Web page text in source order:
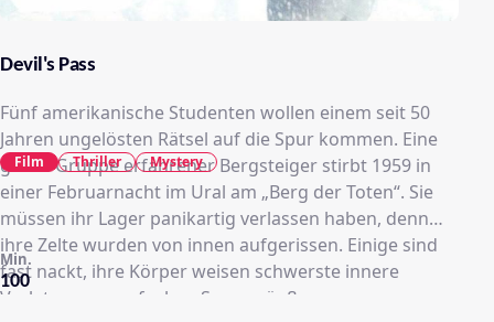
Devil's Pass
Fünf amerikanische Studenten wollen einem seit 50
Jahren ungelösten Rätsel auf die Spur kommen. Eine
ganze Gruppe erfahrener Bergsteiger stirbt 1959 in
einer Februarnacht im Ural am „Berg der Toten“. Sie
müssen ihr Lager panikartig verlassen haben, denn
ihre Zelte wurden von innen aufgerissen. Einige sind
fast nackt, ihre Körper weisen schwerste innere
Verletzungen auf, ohne Spuren äußerer
100
Min.
Film Thriller Mystery